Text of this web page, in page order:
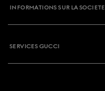
INFORMATIONS SUR LA SOCIETE
SERVICES GUCCI